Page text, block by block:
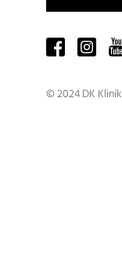
© 2024 DK Klinik